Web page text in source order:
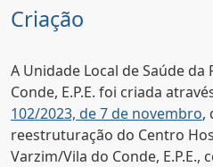
Criação
A Unidade Local de Saúde
Conde, E.P.E. foi criada
102/2023, de 7 de novembro,
reestruturação do Centro
Varzim/Vila do Conde, E.P.E.,